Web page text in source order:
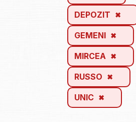
DEPOZIT
GEMENI
MIRCEA
RUSSO
UNIC